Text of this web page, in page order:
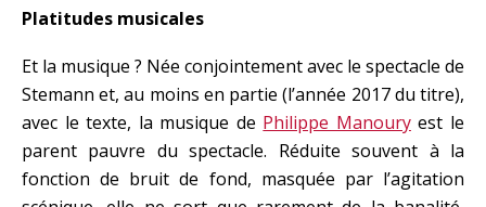
Platitudes musicales
Et la musique ? Née conjointement avec le spectacle de
Stemann et, au moins en partie (l’année 2017 du titre),
avec le texte, la musique de Philippe Manouryest le
parent pauvre du spectacle. Réduite souvent à la
fonction de bruit de fond, masquée par l’agitation